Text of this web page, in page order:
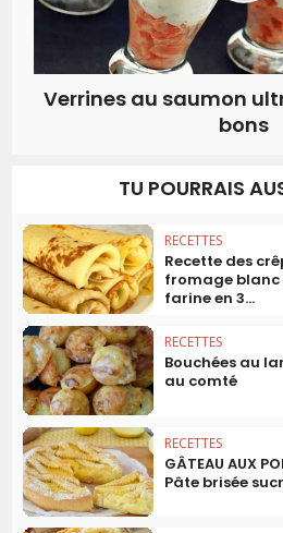
Verrines au saumon
bons
TU POURRAIS
RECETTES
Recette des
fromage blanc
farine en 3...
RECETTES
Bouchées au
au comté
RECETTES
GÂTEAU AUX
Pâte brisée